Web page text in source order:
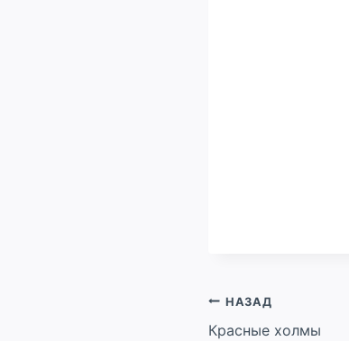
Навигация
НАЗАД
Красные холмы